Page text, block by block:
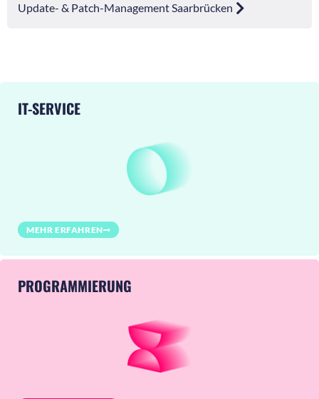
Update- & Patch-Management Saarbrücken
IT-SERVICE
MEHR ERFAHREN
PROGRAMMIERUNG